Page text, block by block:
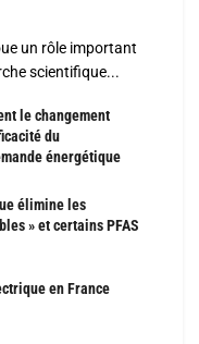
un rôle important
scientifique...
le changement
du
énergétique
élimine les
» et certains PFAS
en France